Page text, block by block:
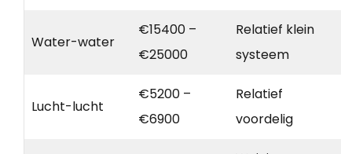
Water-water
€15400 –
€25000
Relatief klein
systeem
Lucht-lucht
€5200 –
€6900
Relatief
voordelig